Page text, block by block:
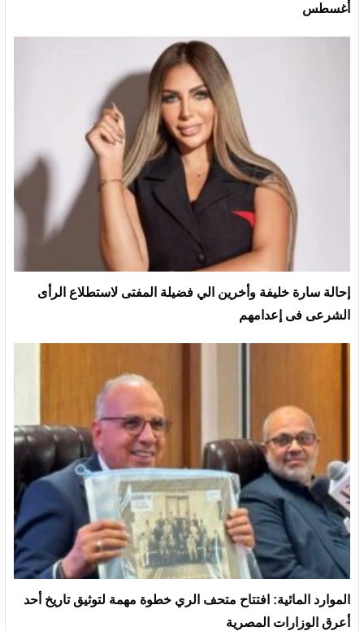
أغسطس
إحالة سارة خليفة وأخرين الي فضيلة المفتى لاستطلاع الرأى
الشرعى فى إعدامهم
الموارد المائية: افتتاح متحف الري خطوة مهمة لتوثيق تاريخ أحد
أعرق الوزارات المصرية